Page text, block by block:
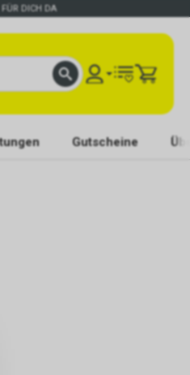
DICH DA
Gutscheine